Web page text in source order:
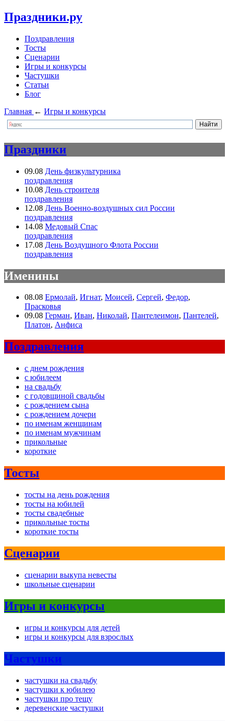
Праздники.ру
Поздравления
Тосты
Сценарии
Игры и конкурсы
Частушки
Статьи
Блог
Главная ← Игры и конкурсы
Праздники
09.08 День физкультурника
поздравления
10.08 День строителя
поздравления
12.08 День Военно-воздушных сил России
поздравления
14.08 Медовый Спас
поздравления
17.08 День Воздушного Флота России
поздравления
Именины
08.08 Ермолай, Игнат, Моисей, Сергей, Федор,
Прасковья
09.08 Герман, Иван, Николай, Пантелеимон, Пантелей,
Платон, Анфиса
Поздравления
с днем рождения
с юбилеем
на свадьбу
с годовщиной свадьбы
с рождением сына
с рождением дочери
по именам женщинам
по именам мужчинам
прикольные
короткие
Тосты
тосты на день рождения
тосты на юбилей
тосты свадебные
прикольные тосты
короткие тосты
Сценарии
сценарии выкупа невесты
школьные сценарии
Игры и конкурсы
игры и конкурсы для детей
игры и конкурсы для взрослых
Частушки
частушки на свадьбу
частушки к юбилею
частушки про тещу
деревенские частушки